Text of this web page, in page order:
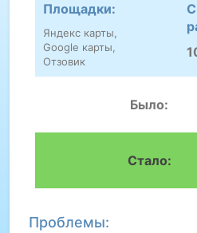
Проблемы:
Площадки:
Яндекс карты,
Google карты,
Отзовик
Было:
Стало: